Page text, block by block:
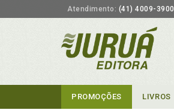
Atendimento: (41) 4009-3900
PROMOÇÕES LIVROS